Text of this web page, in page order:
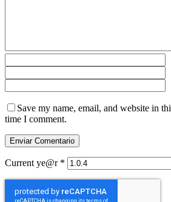
Save my name, email, and website in
time I comment.
Current ye@r *